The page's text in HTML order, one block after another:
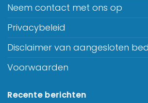
Neem contact met ons op
Privacybeleid
Disclaimer van aangesloten
Voorwaarden
Recente berichten